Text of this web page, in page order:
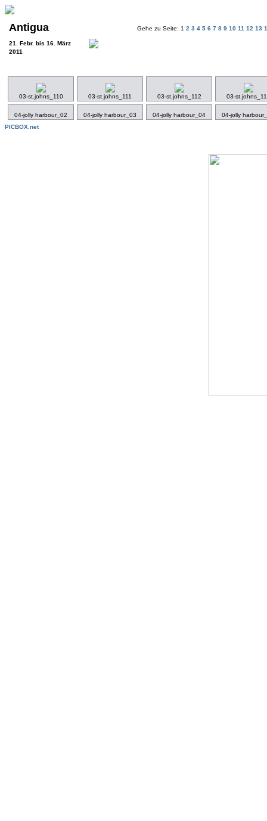
Antigua
21. Febr. bis 16. März
2011
Gehe zu Seite: 1 2 3 4 5 6 7 8 9 10 11 12 13
03-st.johns_110 03-st.johns_111 03-st.johns_112 03-
04-jolly harbour_02 04-jolly harbour_03 04-jolly harbour_04
04-jolly
PICBOX.net